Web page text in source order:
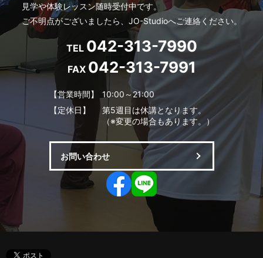
見学や体験レッスン随時受付中です。
ご不明点がございましたら、JO-Studioへご連絡ください。
TEL 042-313-7990
FAX 042-313-7991
【営業時間】
10:00～21:00
【定休日】
第5週目は休講となります。
（※変更の場合もあります。）
お問い合わせ